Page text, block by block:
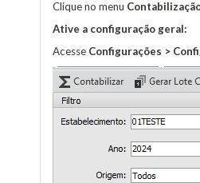
Clique no menu
Ative a configuração geral:
Acesse Configurações >